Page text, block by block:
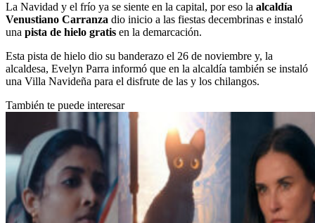
La Navidad y el frío ya se siente en la capital, por eso la alcaldía
Venustiano Carranza dio inicio a las fiestas decembrinas e instaló
una pista de hielo gratis en la demarcación.
Esta pista de hielo dio su banderazo el 26 de noviembre y, la
alcaldesa, Evelyn Parra informó que en la alcaldía también se instaló
una Villa Navideña para el disfrute de las y los chilangos.
También te puede interesar